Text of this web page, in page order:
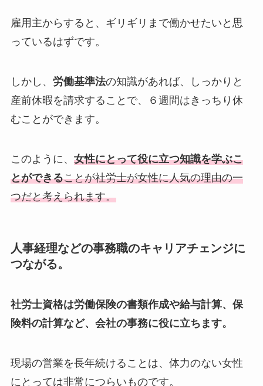
雇用主からすると、ギリギリまで働かせたいと思
っているはずです。
しかし、 労働基準法の知識があれば、しっかりと
産前休暇を請求することで、６週間はきっちり休
むことができます。
このように、 女性にとって役に立つ知識を学ぶこ
とができることが社労士が女性に人気の理由の一
つだと考えられます。
人事経理などの事務職のキャリアチェンジに
つながる。
社労士資格は労働保険の書類作成や給与計算、保
険料の計算など、会社の事務に役に立ちます。
現場の営業を長年続けることは、体力のない女性
にとっては非常につらいものです。